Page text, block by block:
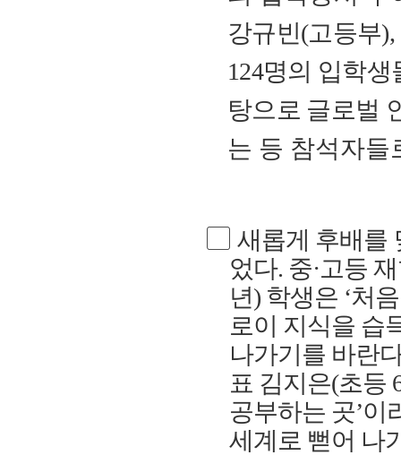
강규빈(고등부),
124명의 입학
탕으로 글로벌
는 등 참석자들
새롭게 후배를
었다. 중·고등
년) 학생은 ‘처
로이 지식을 습
나가기를 바란
표 김지은(초등
공부하는 곳’이
세계로 뻗어 나